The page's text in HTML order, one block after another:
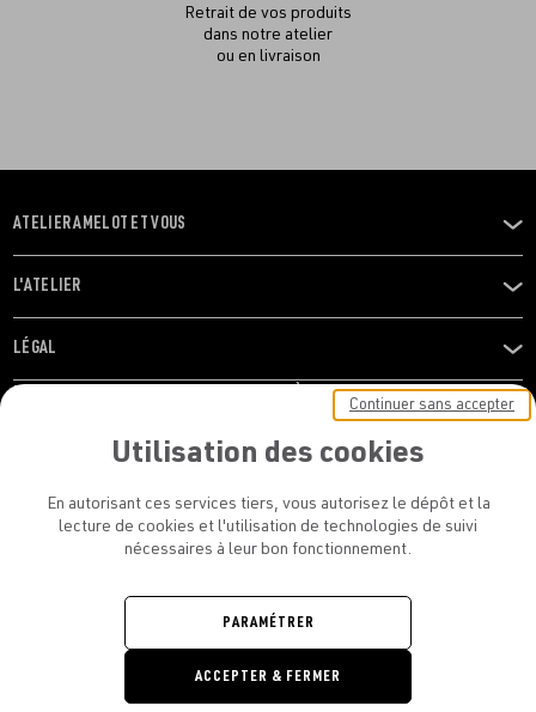
Retrait de vos produits
dans notre atelier
ou en livraison
OUVRIR
LE
MENU
ATELIER AMELOT ET VOUS
OUVRIR
LE
MENU
L'ATELIER
OUVRIR
LE
LÉGAL
RESTONS EN CONTACT ! ABONNEZ-VOUS À NOTRE
conditions d’utilisation de l’Atelier Amelot
ATELIER AMELOT - TOUS DROITS
Retrouvez
Retrouvez
Utilisation des cookies
En autorisant ces services tiers, vous autorisez le dépôt et la
lecture de cookies et l'utilisation de technologies de suivi
nécessaires à leur bon fonctionnement.
Continuer sans accepter
PARAMÉTRER
ACCEPTER & FERMER